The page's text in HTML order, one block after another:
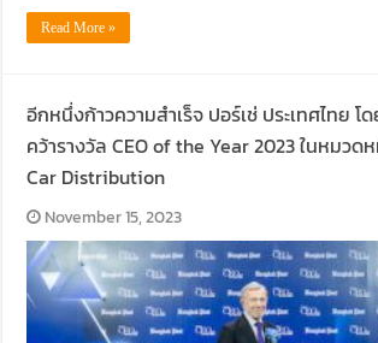
Read More »
อีกหนึ่งก้าวความสำเร็จ ปอร์เช่ ประเทศไทย โด
คว้ารางวัล CEO of the Year 2023 ในหมวด
Car Distribution
November 15, 2023